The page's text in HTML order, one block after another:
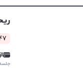
547
از
جلسه ۱